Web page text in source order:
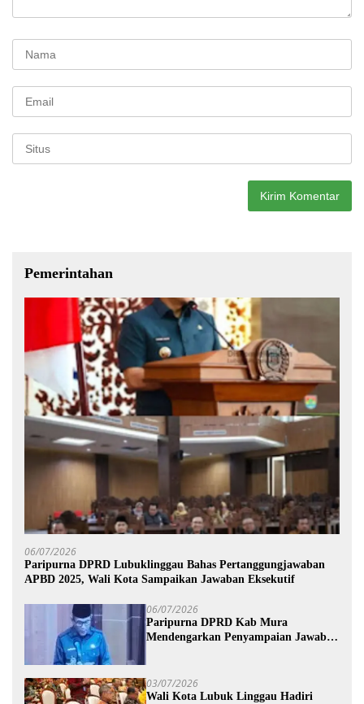
Pemerintahan
06/07/2026
Paripurna DPRD Lubuklinggau Bahas Pertanggungjawaban
APBD 2025, Wali Kota Sampaikan Jawaban Eksekutif
06/07/2026
Paripurna DPRD Kab Mura
Mendengarkan Penyampaian Jawaban
Kabupaten Musi Rawas Tahun
Anggaran 2025.
03/07/2026
Wali Kota Lubuk Linggau Hadiri